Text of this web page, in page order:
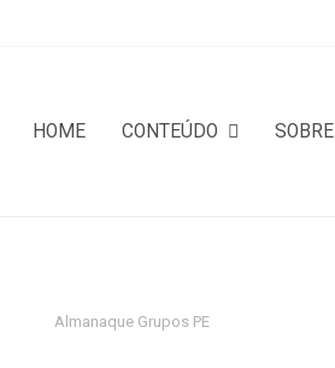
HOME CONTEÚDO SOBRE
Almanaque Grupos PE